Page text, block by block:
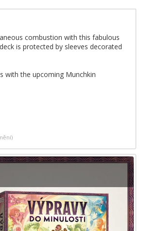
combustion with this fabulous
is protected by sleeves decorated
with the upcoming Munchkin